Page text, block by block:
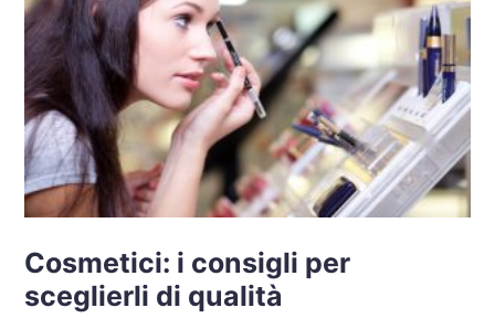
Cosmetici: i consigli per
sceglierli di qualità